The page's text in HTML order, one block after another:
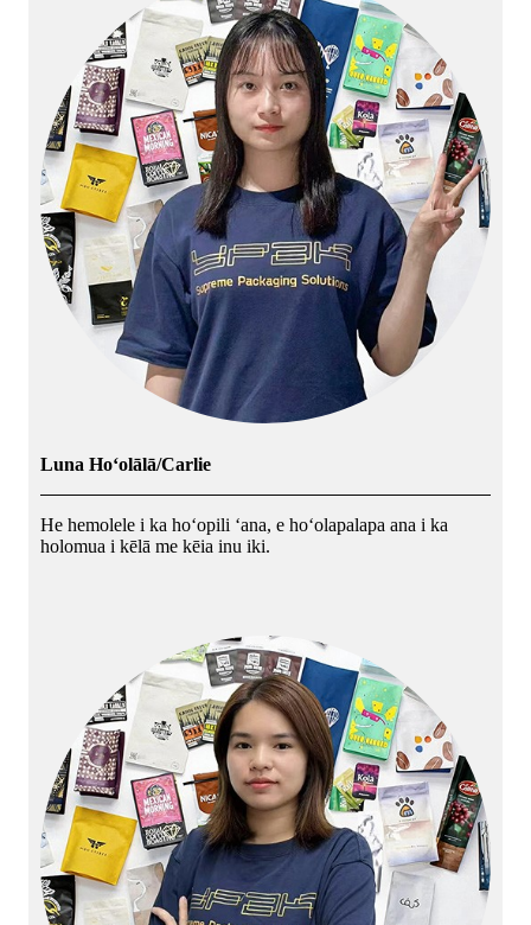
Luna Hoʻolālā/Carlie
He hemolele i ka hoʻopili ʻana, e hoʻolapalapa ana i ka
holomua i kēlā me kēia inu iki.